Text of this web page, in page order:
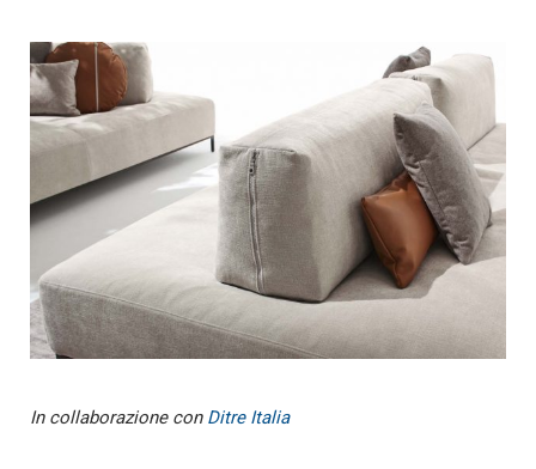
In collaborazione con Ditre Italia